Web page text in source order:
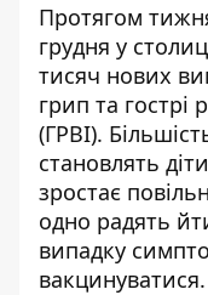
Протягом
грудня у
тисяч нових
грип та гострі
(ГРВІ).
становлять
зростає
одно радять
випадку
вакцинуватися.